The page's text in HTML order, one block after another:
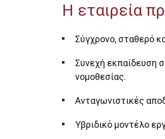
Η εταιρεία
Σύγχρονο, σταθερό
Συνεχή εκπαίδευση
νομοθεσίας.
Ανταγωνιστικές
Υβριδικό μοντέλο